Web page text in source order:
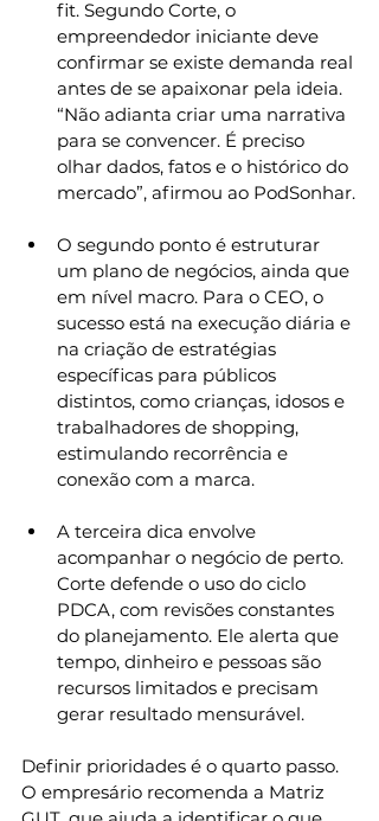
fit. Segundo Corte, o
empreendedor iniciante deve
confirmar se existe demanda real
antes de se apaixonar pela ideia.
“Não adianta criar uma narrativa
para se convencer. É preciso
olhar dados, fatos e o histórico do
mercado”, afirmou ao PodSonhar.
O segundo ponto é estruturar
um plano de negócios, ainda que
em nível macro. Para o CEO, o
sucesso está na execução diária e
na criação de estratégias
específicas para públicos
distintos, como crianças, idosos e
trabalhadores de shopping,
estimulando recorrência e
conexão com a marca.
A terceira dica envolve
acompanhar o negócio de perto.
Corte defende o uso do ciclo
PDCA, com revisões constantes
do planejamento. Ele alerta que
tempo, dinheiro e pessoas são
recursos limitados e precisam
gerar resultado mensurável.
Definir prioridades é o quarto passo.
O empresário recomenda a Matriz